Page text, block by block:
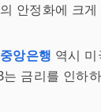
안정화에 크
앙은행 역시
금리를 인하